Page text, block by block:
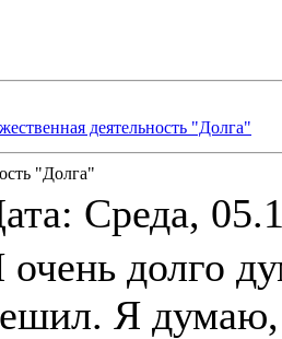
деятельность "Долга"
"Долга"
Среда,
очень долго
Я думаю,